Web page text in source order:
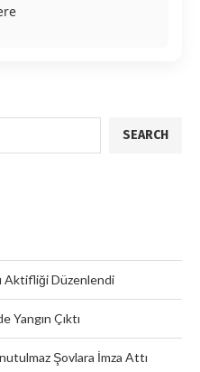
SEARCH
Aktifliği Düzenlendi
Yangın Çıktı
Şovlara İmza Attı